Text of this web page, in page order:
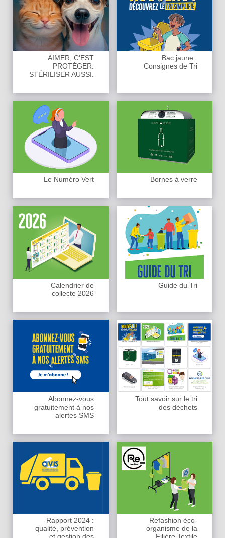
AIMER, C'EST
PROTÉGER.
STÉRILISER AUSSI.
Bac jaune :
Consignes de Tri
Le Numéro Vert Bornes à verre
Calendrier de
collecte 2026
Guide du Tri
Abonnez-vous
gratuitement à nos
alertes SMS
Tout savoir sur le tri
des déchets
Rapport 2024 :
qualité, prévention
Refashion éco-
organisme de la